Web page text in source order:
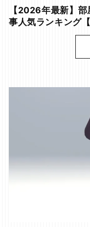
【2026年最新】
事人気ランキング